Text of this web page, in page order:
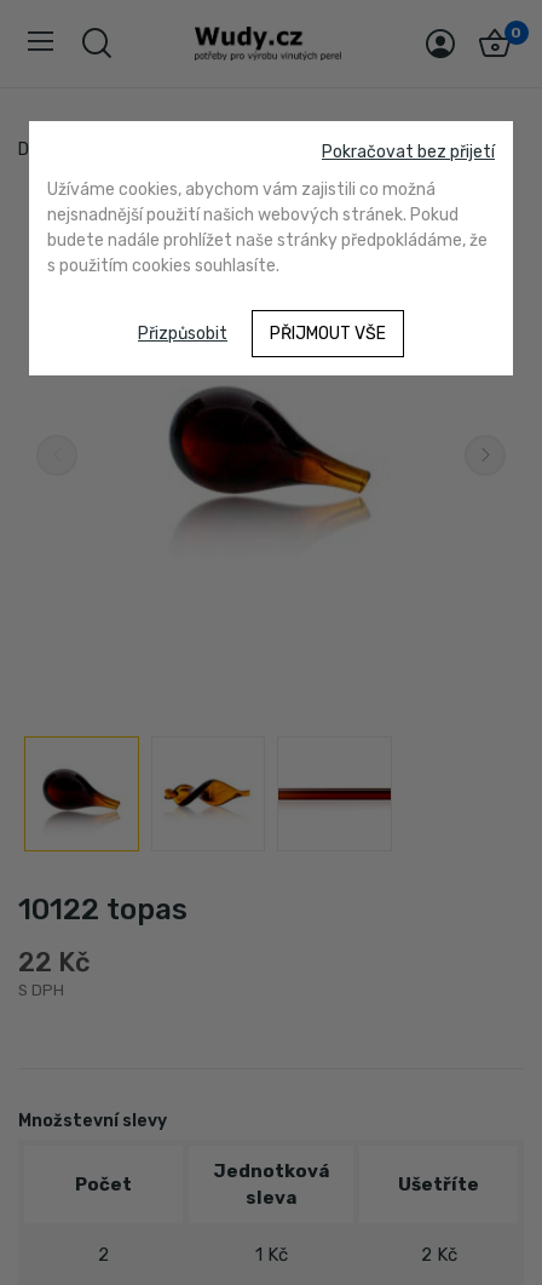
0
Domů
10122 topas
22 Kč
S DPH
Množstevní slevy
Počet
Jednotková
sleva
Ušetříte
2 1 Kč 2 Kč
Pokračovat bez přijetí
Užíváme cookies, abychom vám zajistili co možná
nejsnadnější použití našich webových stránek. Pokud
budete nadále prohlížet naše stránky předpokládáme, že
s použitím cookies souhlasíte.
Přizpůsobit PŘIJMOUT VŠE